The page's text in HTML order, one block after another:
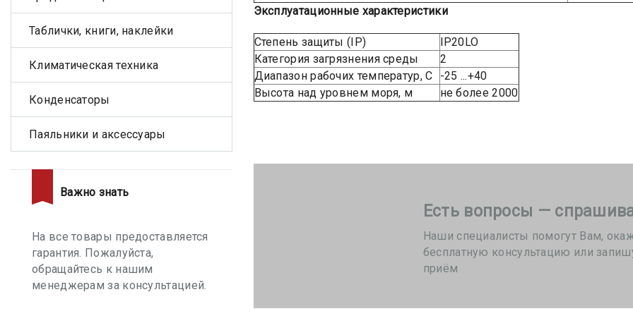
Эксплуатационные характеристики
Степень защиты (IP)
IP20LO
Категория загрязнения среды
2
Диапазон рабочих температур, С
-25 ...+40
Высота над уровнем моря, м
не более 2000
Есть вопросы —
Наши специалисты помогут Вам,
бесплатную консультацию или
приём
Таблички, книги, наклейки
Климатическая техника
Конденсаторы
Паяльники и аксессуары
Важно знать
На все товары предоставляется
гарантия. Пожалуйста,
обращайтесь к нашим
менеджерам за консультацией.